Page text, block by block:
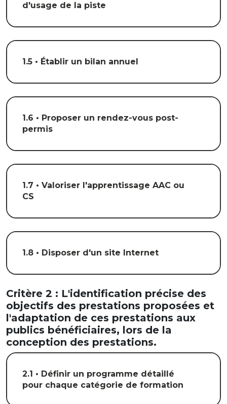
d'usage de la piste
1.5 • Établir un bilan annuel
1.6 • Proposer un rendez-vous post-
permis
1.7 • Valoriser l'apprentissage AAC ou
CS
1.8 • Disposer d'un site Internet
Critère 2 : L'identification précise des
objectifs des prestations proposées et
l'adaptation de ces prestations aux
publics bénéficiaires, lors de la
conception des prestations.
2.1 • Définir un programme détaillé
pour chaque catégorie de formation